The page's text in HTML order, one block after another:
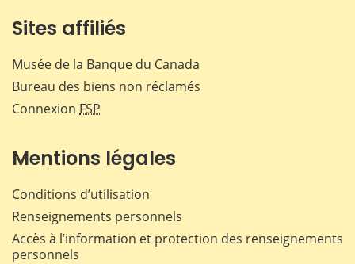
Sites affiliés
Musée de la Banque du Canada
Bureau des biens non réclamés
Connexion FSP
Mentions légales
Conditions d’utilisation
Renseignements personnels
Accès à l’information et protection des renseignements
personnels